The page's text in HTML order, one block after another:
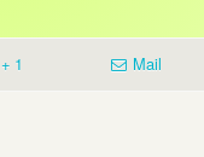
+ 1 Mail